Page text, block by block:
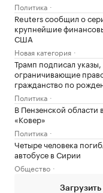
Политика
Reuters сообщил о
крупнейшие
США
Новая категория
Трамп подписал указы,
ограничивающие
гражданство по
Политика
В Пензенской области
«Ковер»
Политика
Четыре человека
автобусе в Сирии
Общество